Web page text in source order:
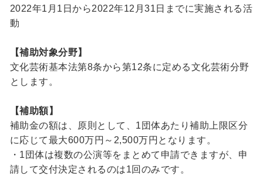
2022年1月1日から2022年12月31日までに実施される活
動
【補助対象分野】
文化芸術基本法第8条から第12条に定める文化芸術分野
とします。
【補助額】
補助金の額は、原則として、1団体あたり補助上限区分
に応じて最大600万円～2,500万円となります。
・1団体は複数の公演等をまとめて申請できますが、申
請して交付決定されるのは1回のみです。